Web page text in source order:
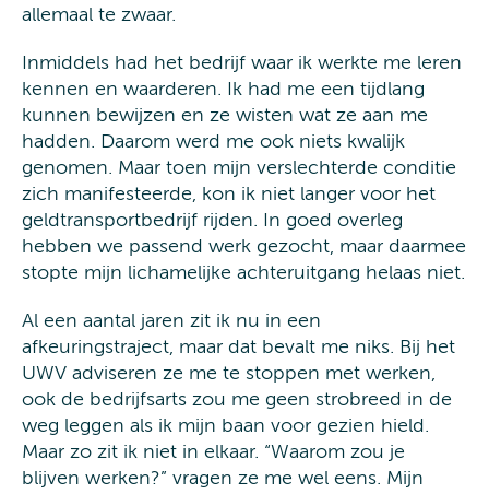
allemaal te zwaar.
Inmiddels had het bedrijf waar ik werkte me leren
kennen en waarderen. Ik had me een tijdlang
kunnen bewijzen en ze wisten wat ze aan me
hadden. Daarom werd me ook niets kwalijk
genomen. Maar toen mijn verslechterde conditie
zich manifesteerde, kon ik niet langer voor het
geldtransportbedrijf rijden. In goed overleg
hebben we passend werk gezocht, maar daarmee
stopte mijn lichamelijke achteruitgang helaas niet.
Al een aantal jaren zit ik nu in een
afkeuringstraject, maar dat bevalt me niks. Bij het
UWV adviseren ze me te stoppen met werken,
ook de bedrijfsarts zou me geen strobreed in de
weg leggen als ik mijn baan voor gezien hield.
Maar zo zit ik niet in elkaar. “Waarom zou je
blijven werken?” vragen ze me wel eens. Mijn